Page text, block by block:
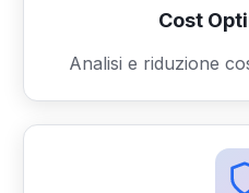
Cost
Analisi e riduzione